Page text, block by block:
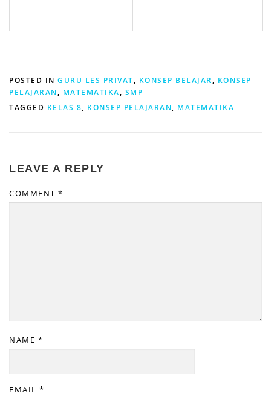
POSTED IN GURU LES PRIVAT, KONSEP BELAJAR, KONSEP
PELAJARAN, MATEMATIKA, SMP
TAGGED KELAS 8, KONSEP PELAJARAN, MATEMATIKA
LEAVE A REPLY
COMMENT *
NAME *
EMAIL *